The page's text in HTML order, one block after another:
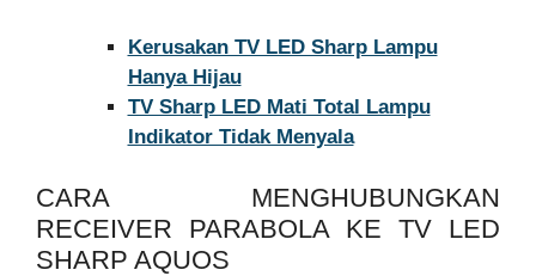
Kerusakan TV LED Sharp Lampu
Hanya Hijau
TV Sharp LED Mati Total Lampu
Indikator Tidak Menyala
CARA MENGHUBUNGKAN
RECEIVER PARABOLA KE TV LED
SHARP AQUOS